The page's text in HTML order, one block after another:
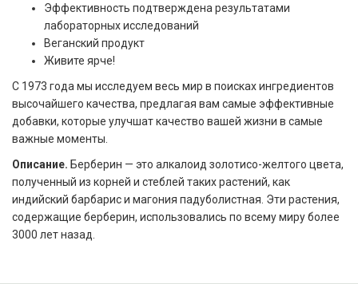
Эффективность подтверждена результатами
лабораторных исследований
Веганский продукт
Живите ярче!
С 1973 года мы исследуем весь мир в поисках ингредиентов
высочайшего качества, предлагая вам самые эффективные
добавки, которые улучшат качество вашей жизни в самые
важные моменты.
Описание. Берберин — это алкалоид золотисо-желтого цвета,
полученный из корней и стеблей таких растений, как
индийский барбарис и магония падуболистная. Эти растения,
содержащие берберин, использовались по всему миру более
3000 лет назад.